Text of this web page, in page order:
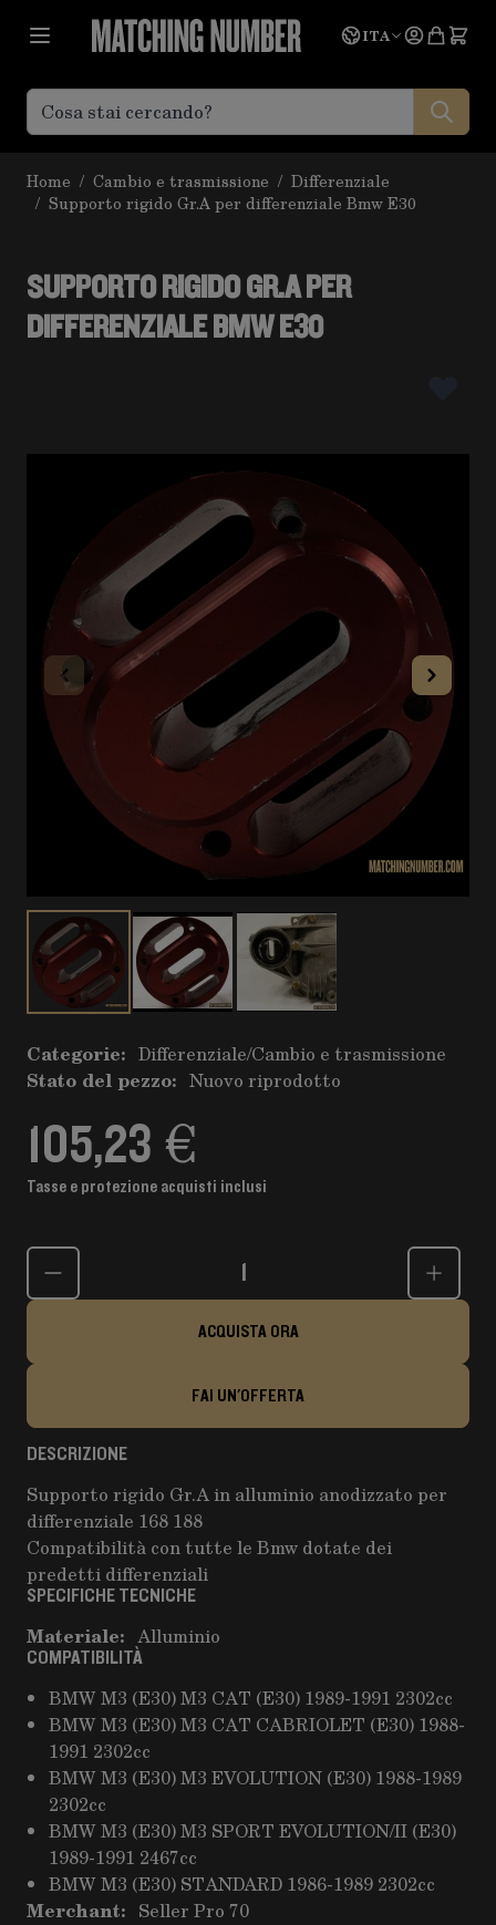
Lingua
ITA
Home / Cambio e trasmissione / Differenziale
/ Supporto rigido Gr.A per differenziale Bmw E30
SUPPORTO RIGIDO GR.A PER
DIFFERENZIALE BMW E30
Categorie: Differenziale/Cambio e trasmissione
Stato del pezzo: Nuovo riprodotto
105,23 €
Tasse e protezione acquisti inclusi
Quantità
ACQUISTA ORA
FAI UN'OFFERTA
DESCRIZIONE
Supporto rigido Gr.A in alluminio anodizzato per
differenziale 168 188
Compatibilità con tutte le Bmw dotate dei
predetti differenziali
SPECIFICHE TECNICHE
Materiale: Alluminio
COMPATIBILITÀ
BMW M3 (E30) M3 CAT (E30) 1989-1991 2302cc
BMW M3 (E30) M3 CAT CABRIOLET (E30) 1988-
1991 2302cc
BMW M3 (E30) M3 EVOLUTION (E30) 1988-1989
2302cc
BMW M3 (E30) M3 SPORT EVOLUTION/II (E30)
1989-1991 2467cc
BMW M3 (E30) STANDARD 1986-1989 2302cc
Merchant: Seller Pro 70